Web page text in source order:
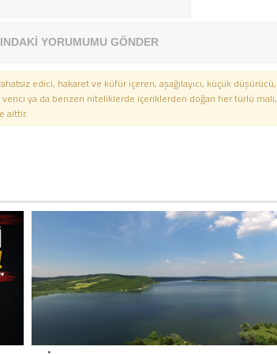
YORUMUMU GÖNDER
edici, hakaret ve küfür içeren, aşağılayıcı, küçük düşürücü,
verici ya da benzeri niteliklerde içeriklerden doğan her türlü mali,
aittir.